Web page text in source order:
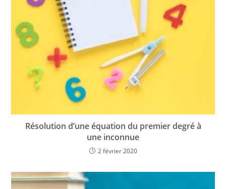
Résolution d’une équation du premier degré à
une inconnue
2 février 2020